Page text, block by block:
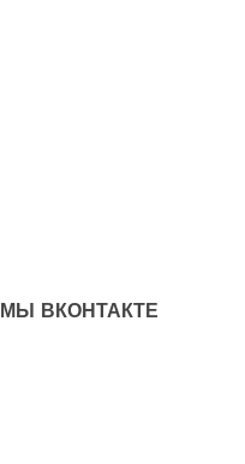
МЫ ВКОНТАКТЕ